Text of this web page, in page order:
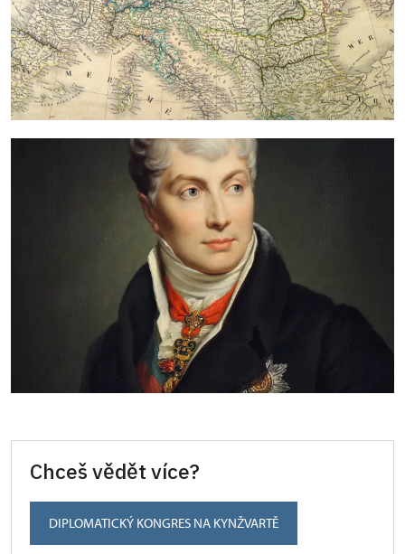
Chceš vědět více?
DIPLOMATICKÝ KONGRES NA KYNŽVARTĚ